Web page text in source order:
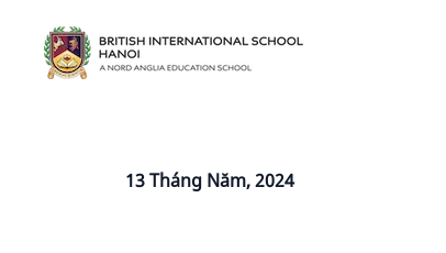
13 Tháng Năm, 2024